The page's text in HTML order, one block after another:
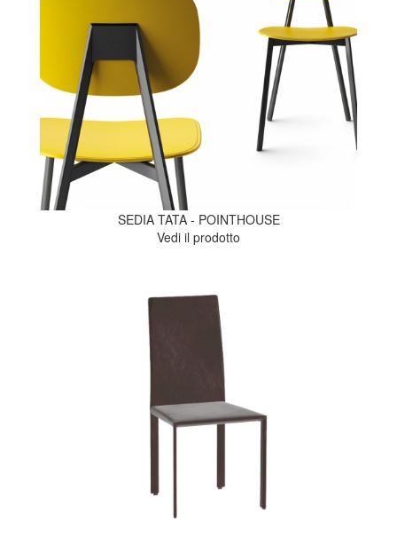
SEDIA TATA - POINTHOUSE
Vedi il prodotto